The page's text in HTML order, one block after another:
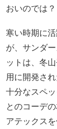
おいのでは？
寒い時期に
が、サンダ
ットは、冬
用に開発さ
十分なスペ
とのコーデ
アテックス